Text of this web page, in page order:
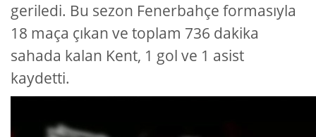
geriledi. Bu sezon Fenerbahçe formasıyla
18 maça çıkan ve toplam 736 dakika
sahada kalan Kent, 1 gol ve 1 asist
kaydetti.